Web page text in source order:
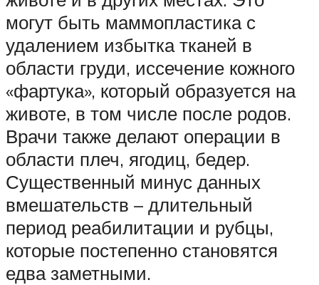
могут быть маммопластика с
удалением избытка тканей в
области груди, иссечение кожного
«фартука», который образуется на
животе, в том числе после родов.
Врачи также делают операции в
области плеч, ягодиц, бедер.
Существенный минус данных
вмешательств – длительный
период реабилитации и рубцы,
которые постепенно становятся
едва заметными.